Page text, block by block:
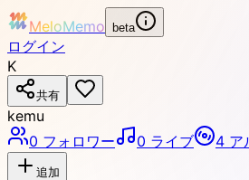
MeloMemo beta
ログイン
K
共有
kemu
0 フォロワー 0 ライブ 4 ア
追加